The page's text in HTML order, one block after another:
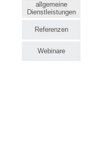
allgemeine
Dienstleistungen
Referenzen
Webinare